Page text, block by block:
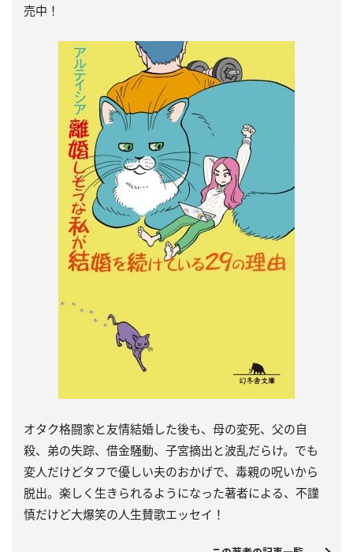
売中！
オタク格闘家と友情結婚した後も、母の変死、父の自
殺、弟の失踪、借金騒動、子宮摘出と波乱だらけ。でも
変人だけどタフで優しい夫のおかげで、毒親の呪いから
脱出。楽しく生きられるようになった著者による、不謹
慎だけど大爆笑の人生賛歌エッセイ！